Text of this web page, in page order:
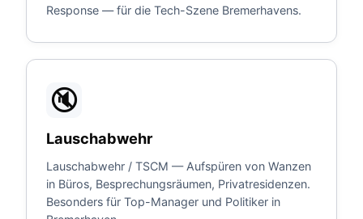
Response — für die Tech-Szene Bremerhavens.
🔇
Lauschabwehr
Lauschabwehr / TSCM — Aufspüren von Wanzen
in Büros, Besprechungsräumen, Privatresidenzen.
Besonders für Top-Manager und Politiker in